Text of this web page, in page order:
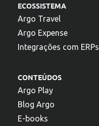
ECOSSISTEMA
Argo Travel
Argo Expense
Integrações com ERPs
CONTEÚDOS
Argo Play
Blog Argo
E-books